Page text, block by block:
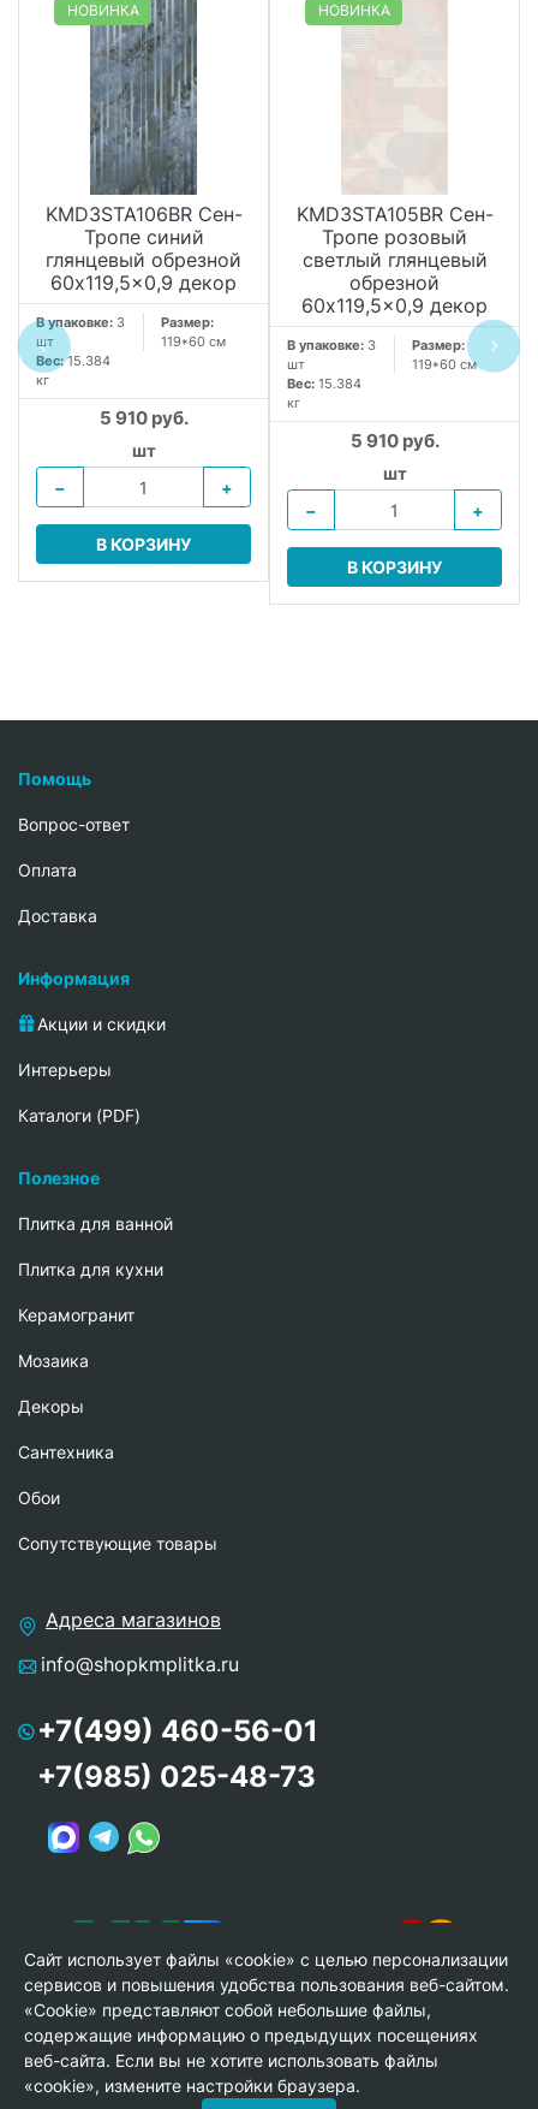
НОВИНКА
KMD3STA106BR Сен-
Тропе синий
глянцевый обрезной
60x119,5x0,9 декор
В упаковке: 3
шт
Размер:
119*60 см
Вес:15.384
кг
5 910 руб.
шт
−
+
В КОРЗИНУ
НОВИНКА
KMD3STA105BR Сен-
Тропе розовый
светлый глянцевый
обрезной
60x119,5x0,9 декор
В упаковке: 3
шт
Размер:
119*60 см
Вес: 15.384
кг
5 910 руб.
шт
−
+
В КОРЗИНУ
Помощь
Вопрос-ответ
Oплата
Доставка
Информация
Акции и скидки
Интерьеры
Каталоги (PDF)
Полезное
Плитка для ванной
Плитка для кухни
Керамогранит
Мозаика
Декоры
Сантехника
Обои
Сопутствующие товары
Адреса магазинов
info@shopkmplitka.ru
+7(499) 460-56-01
+7(985) 025-48-73
© Copyright 2013-2026 KERAMA MARAZZI, ООО «Гамма
Керамика»
Сайт использует файлы «cookie» с целью персонализации
сервисов и повышения удобства пользования веб-сайтом.
«Cookie» представляют собой небольшие файлы,
содержащие информацию о предыдущих посещениях
веб-сайта. Если вы не хотите использовать файлы
«cookie», измените настройки браузера.